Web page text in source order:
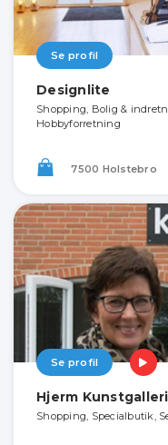
Se profil
Designlite
Shopping, Bolig &
Hobbyforretning
7500 Holstebro
Se profil
Hjerm Kunstgalleri
Shopping, Specialbutik,